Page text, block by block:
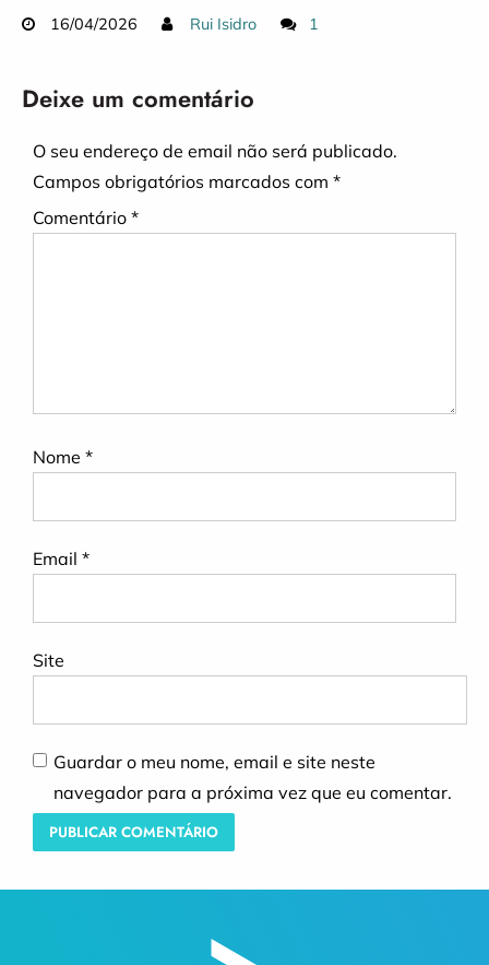
16/04/2026 Rui Isidro 1
Deixe um comentário
O seu endereço de email não será publicado.
Campos obrigatórios marcados com *
Comentário *
Nome *
Email *
Site
Guardar o meu nome, email e site neste
navegador para a próxima vez que eu comentar.